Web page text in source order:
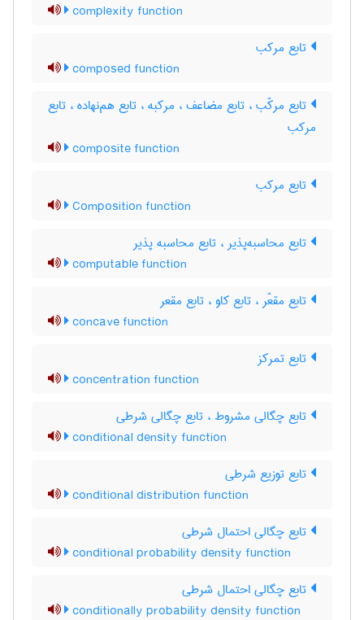
complexity function
تابع مرکب
composed function
تابع مرکّب ، تابع مضاعف ، مرکبه ، تابع هم‌نهاده ، تابع
مرکب
composite function
تابع مرکب
Composition function
تابع محاسبه‌پذیر ، تابع محاسبه پذیر
computable function
تابع مقعّر ، تابع کاو ، تابع مقعر
concave function
تابع تمرکز
concentration function
تابع چگالی مشروط ، تابع چگالی شرطی
conditional density function
تابع توزیع شرطی
conditional distribution function
تابع چگالی احتمال شرطی
conditional probability density function
تابع چگالی احتمال شرطی
conditionally probability density function